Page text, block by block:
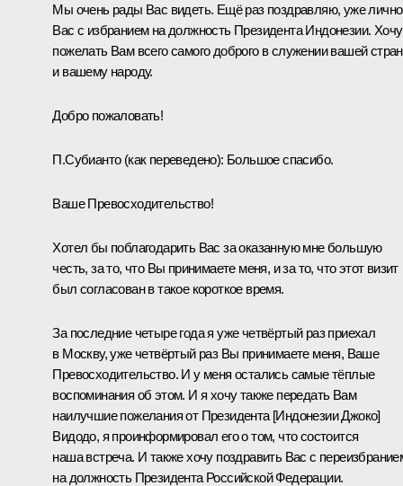
Мы очень рады Вас видеть. Ещё раз поздравляю, уже
Вас с избранием на должность Президента Индонезии. Хочу
пожелать Вам всего самого доброго в служении вашей
и вашему народу.
Добро пожаловать!
П.Субианто (как переведено): Большое спасибо.
Ваше Превосходительство!
Хотел бы поблагодарить Вас за оказанную мне большую
честь, за то, что Вы принимаете меня, и за то, что этот визит
был согласован в такое короткое время.
За последние четыре года я уже четвёртый раз приехал
в Москву, уже четвёртый раз Вы принимаете меня, Ваше
Превосходительство. И у меня остались самые тёплые
воспоминания об этом. И я хочу также передать Вам
наилучшие пожелания от Президента [Индонезии Джоко]
Видодо, я проинформировал его о том, что состоится
наша встреча. И также хочу поздравить Вас с
на должность Президента Российской Федерации.